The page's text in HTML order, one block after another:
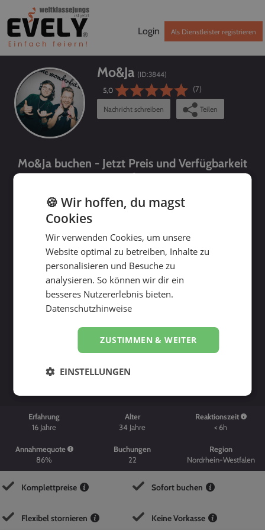
Login Als Dienstleister registrieren
Mo&Ja (ID:3844)
5,0
(7)
Nachricht schreiben Teilen
Mo&Ja buchen - Jetzt Preis und Verfügbarkeit
prüfen!
bis
Erfahrung
16 Jahre
Alter
34 Jahre
Reaktionszeit
< 6h
Annahmequote
86%
Buchungen
22
Region
Nordrhein-Westfalen
Komplettpreise Sofort buchen
Flexibel stornieren Keine Vorkasse
🍪 Wir hoffen, du magst
Cookies
Wir verwenden Cookies, um unsere
Website optimal zu betreiben, Inhalte zu
personalisieren und Besuche zu
analysieren. So können wir dir ein
besseres Nutzererlebnis bieten.
Datenschutzhinweise
ZUSTIMMEN & WEITER
EINSTELLUNGEN